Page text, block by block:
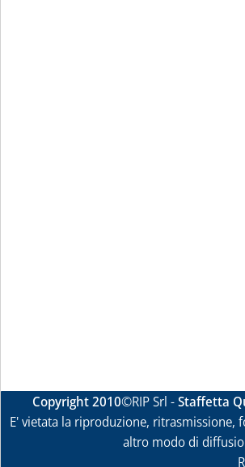
Copyright 2010©RIP Srl -Staffetta
E' vietata la riproduzione, ritrasmissione,
altro modo di